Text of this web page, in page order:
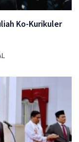
Ko-Kurikuler